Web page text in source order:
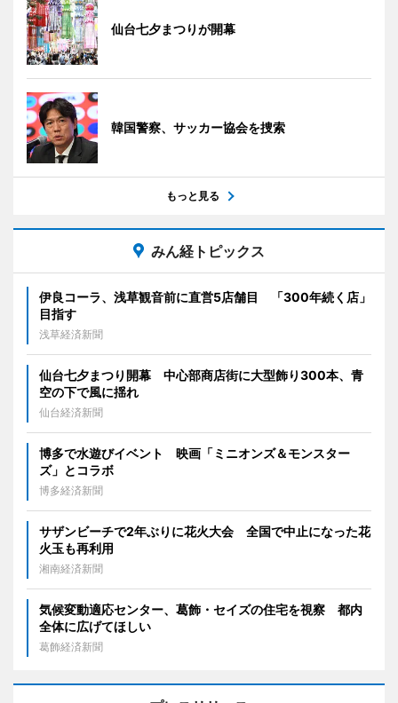
仙台七夕まつりが開幕
韓国警察、サッカー協会を捜索
もっと見る
みん経トピックス
伊良コーラ、浅草観音前に直営5店舗目 「300年続く店」
目指す
浅草経済新聞
仙台七夕まつり開幕 中心部商店街に大型飾り300本、青
空の下で風に揺れ
仙台経済新聞
博多で水遊びイベント 映画「ミニオンズ＆モンスター
ズ」とコラボ
博多経済新聞
サザンビーチで2年ぶりに花火大会 全国で中止になった花
火玉も再利用
湘南経済新聞
気候変動適応センター、葛飾・セイズの住宅を視察 都内
全体に広げてほしい
葛飾経済新聞